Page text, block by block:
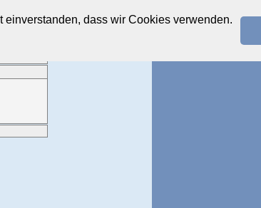
dass wir Cookies verwenden.